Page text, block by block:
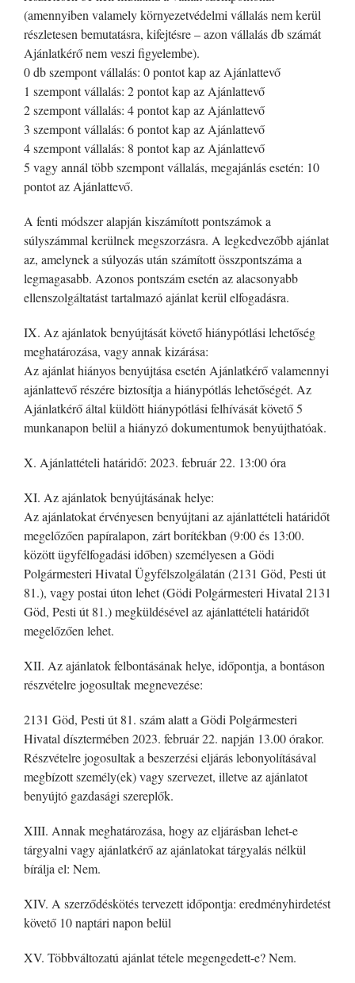
(amennyiben valamely környezetvédelmi vállalás nem kerül
részletesen bemutatásra, kifejtésre – azon vállalás db számát
Ajánlatkérő nem veszi figyelembe).
0 db szempont vállalás: 0 pontot kap az Ajánlattevő
1 szempont vállalás: 2 pontot kap az Ajánlattevő
2 szempont vállalás: 4 pontot kap az Ajánlattevő
3 szempont vállalás: 6 pontot kap az Ajánlattevő
4 szempont vállalás: 8 pontot kap az Ajánlattevő
5 vagy annál több szempont vállalás, megajánlás esetén: 10
pontot az Ajánlattevő.
A fenti módszer alapján kiszámított pontszámok a
súlyszámmal kerülnek megszorzásra. A legkedvezőbb ajánlat
az, amelynek a súlyozás után számított összpontszáma a
legmagasabb. Azonos pontszám esetén az alacsonyabb
ellenszolgáltatást tartalmazó ajánlat kerül elfogadásra.
IX. Az ajánlatok benyújtását követő hiánypótlási lehetőség
meghatározása, vagy annak kizárása:
Az ajánlat hiányos benyújtása esetén Ajánlatkérő valamennyi
ajánlattevő részére biztosítja a hiánypótlás lehetőségét. Az
Ajánlatkérő által küldött hiánypótlási felhívását követő 5
munkanapon belül a hiányzó dokumentumok benyújthatóak.
X. Ajánlattételi határidő: 2023. február 22. 13:00 óra
XI. Az ajánlatok benyújtásának helye:
Az ajánlatokat érvényesen benyújtani az ajánlattételi határidőt
megelőzően papíralapon, zárt borítékban (9:00 és 13:00.
között ügyfélfogadási időben) személyesen a Gödi
Polgármesteri Hivatal Ügyfélszolgálatán (2131 Göd, Pesti út
81.), vagy postai úton lehet (Gödi Polgármesteri Hivatal 2131
Göd, Pesti út 81.) megküldésével az ajánlattételi határidőt
megelőzően lehet.
XII. Az ajánlatok felbontásának helye, időpontja, a bontáson
részvételre jogosultak megnevezése:
2131 Göd, Pesti út 81. szám alatt a Gödi Polgármesteri
Hivatal dísztermében 2023. február 22. napján 13.00 órakor.
Részvételre jogosultak a beszerzési eljárás lebonyolításával
megbízott személy(ek) vagy szervezet, illetve az ajánlatot
benyújtó gazdasági szereplők.
XIII. Annak meghatározása, hogy az eljárásban lehet-e
tárgyalni vagy ajánlatkérő az ajánlatokat tárgyalás nélkül
bírálja el: Nem.
XIV. A szerződéskötés tervezett időpontja: eredményhirdetést
követő 10 naptári napon belül
XV. Többváltozatú ajánlat tétele megengedett-e? Nem.